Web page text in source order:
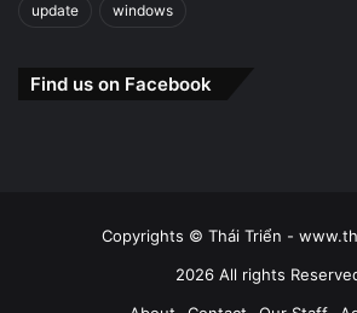
update windows
Find us on Facebook
Copyrights © Thái Triển -
2026 All rights